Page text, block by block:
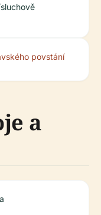
povstání
a